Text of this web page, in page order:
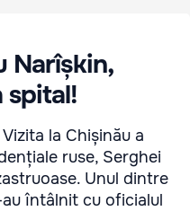
Narîșkin,
spital!
la Chișinău a
ruse, Serghei
Unul dintre
întâlnit cu oficialul